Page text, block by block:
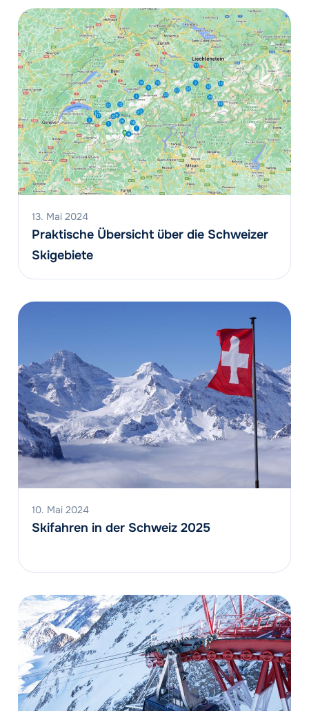
13. Mai 2024
Praktische Übersicht über die Schweizer
Skigebiete
10. Mai 2024
Skifahren in der Schweiz 2025